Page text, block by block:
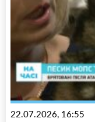
22.07.2026, 16:55